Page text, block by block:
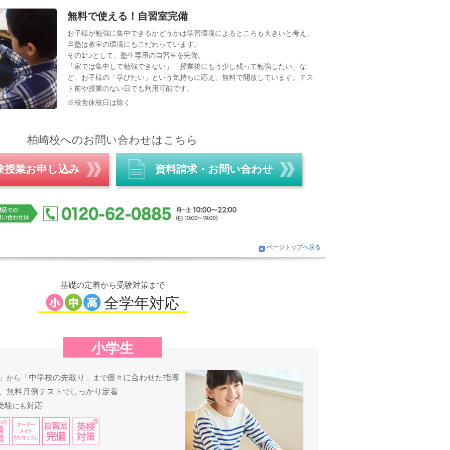
無料で使える！自習室完備
お子様が勉強に集中できるかどうかは学習環境によるところも大きいと考え、
当塾は教室の環境にもこだわっています。
その1つとして、塾生専用の自習室を完備。
「家では集中して勉強できない」「授業後にもう少し残って勉強したい」な
ど、お子様の「学びたい」という気持ちに応え、無料で開放しています。テス
ト前や授業のない日でも利用可能です。
※校舎休校日は除く
柏崎校へのお問い合わせはこちら
授業お申し込み 資料請求・お問い合わせ
ページトップへ戻る
基礎の定着から受験対策まで
全学年対応
小学生
から 「中学校の先取り」 まで個々に合わせた指導
無料月例テスト でしっかり定着
験にも対応